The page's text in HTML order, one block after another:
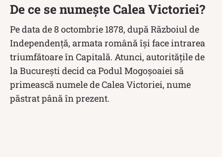
De ce se numește Calea Victoriei?
Pe data de 8 octombrie 1878, după Războiul de
Independență, armata română își face intrarea
triumfătoare în Capitală. Atunci, autoritățile de
la București decid ca Podul Mogoșoaiei să
primească numele de Calea Victoriei, nume
păstrat până în prezent.